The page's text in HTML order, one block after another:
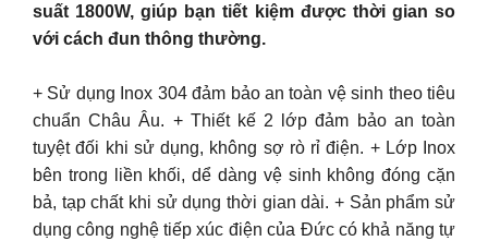
suất 1800W, giúp bạn tiết kiệm được thời gian so
với cách đun thông thường.
+ Sử dụng Inox 304 đảm bảo an toàn vệ sinh theo tiêu
chuẩn Châu Âu. + Thiết kế 2 lớp đảm bảo an toàn
tuyệt đối khi sử dụng, không sợ rò rỉ điện. + Lớp Inox
bên trong liền khối, dể dàng vệ sinh không đóng cặn
bả, tạp chất khi sử dụng thời gian dài. + Sản phẩm sử
dụng công nghệ tiếp xúc điện của Đức có khả năng tự